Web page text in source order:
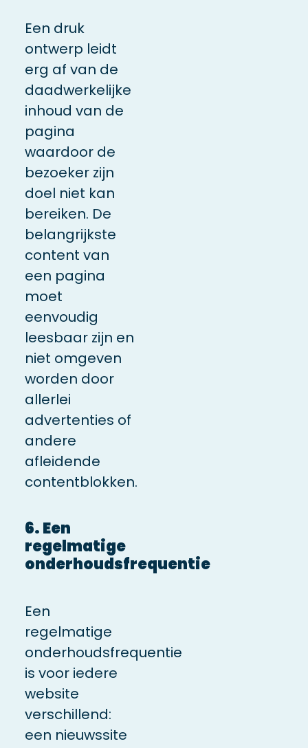
Een druk
ontwerp leidt
erg af van de
daadwerkelijke
inhoud van de
pagina
waardoor de
bezoeker zijn
doel niet kan
bereiken. De
belangrijkste
content van
een pagina
moet
eenvoudig
leesbaar zijn en
niet omgeven
worden door
allerlei
advertenties of
andere
afleidende
contentblokken.
6. Een
regelmatige
onderhoudsfrequentie
Een
regelmatige
onderhoudsfrequentie
is voor iedere
website
verschillend:
een nieuwssite